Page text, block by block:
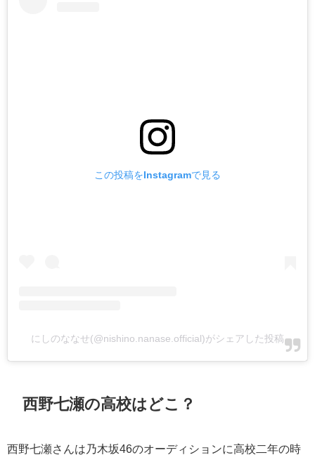
この投稿をInstagramで見る
にしのななせ(@nishino.nanase.official)がシェアした投稿
西野七瀬の高校はどこ？
西野七瀬さんは乃木坂46のオーディションに高校二年の時